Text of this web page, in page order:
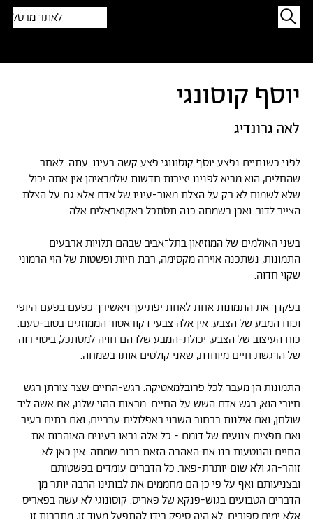
לאתר מרסל
לפני כשנתיים נפצע יוסף קוסונוגי פצע קשה בעינו. עתה. לאחר
שהחלים, הוא מביא לפנינו יצירות חדשות שלמראיהן אין אתה יכול
שלא לשמוח לא רק על הצלת מאור-עיניו של אדם אלא גם על הצלת
הצייר לדור. ואכן בשמחה כנה תסתכל באקואראלים אלה.
בשני האולמים של המוזיאון בתל־אביב שבהם תלויות ארבעים
התמונות, נשתכנה אוירה מקסימה, רבת חיות ופשטות של הוי הרמוני
שקוי חדוה.
בפקדך את התמונות אחת לאחת יפתיעך ויאשירך כפעם בפעם היופי
וכוח המבע של הצבע. אין אלה צבעי דקוראטור הממוזגים בטוב-טעם.
כוח העיצוב של הצבע, יכולת-המבע שלו הם חויה למסתכל, ביטוי רוה
של הרגשת חיים מיוחדת, שאני קולטים אותו בשמחה.
התמונות הן מעבר לכל פרובלמאטיקה. רגש-החיים שצר צורתן רגש
חיובי הוא, רגש אדם השש על החיים. מראות ההוי שלנו, אם אשה ליד
שולחן, ואם אילנות ברחוב השרוי באפלולית ערביים, ואם בתים בעיר
ואם חפצים צנועים של דומם - כל אלה נראו בעינים האוהבות את
החיים והנוטעות בנו את האהבה הזאת ברוב שמחה. אין כאן לא
זוהר-הג ולא שום יותרת-פאר. כל הדברים עומדים בפשטותם
ובצניעותם ואף על פי כן הם מחממים את לבותינו הרבה יותר מן
הדברים הטבועים בגוש-פנקא של פאריס. קוסונוגי לא עשה בפאריס
יוסף קוסונגי
לאה גרונדיג